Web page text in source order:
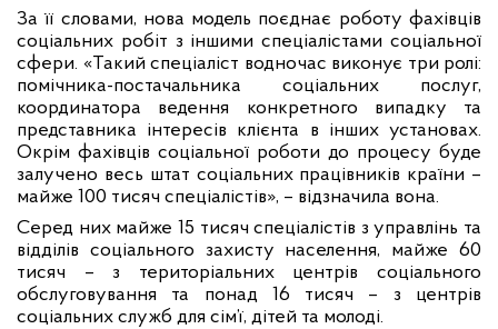
За її словами, нова модель поєднає роботу фахівців
соціальних робіт з іншими спеціалістами соціальної
сфери. «Такий спеціаліст водночас виконує три ролі:
помічника-постачальника соціальних послуг,
координатора ведення конкретного випадку та
представника інтересів клієнта в інших установах.
Окрім фахівців соціальної роботи до процесу буде
залучено весь штат соціальних працівників країни –
майже 100 тисяч спеціалістів», – відзначила вона.
Серед них майже 15 тисяч спеціалістів з управлінь та
відділів соціального захисту населення, майже 60
тисяч – з територіальних центрів соціального
обслуговування та понад 16 тисяч – з центрів
соціальних служб для сім’ї, дітей та молоді.